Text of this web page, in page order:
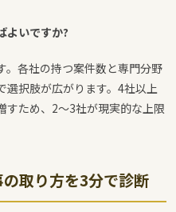
よいですか?
。各社の持つ案件数と専門分野
選択肢が広がります。4社以上
すため、2〜3社が現実的な上限
取り方を3分で診断